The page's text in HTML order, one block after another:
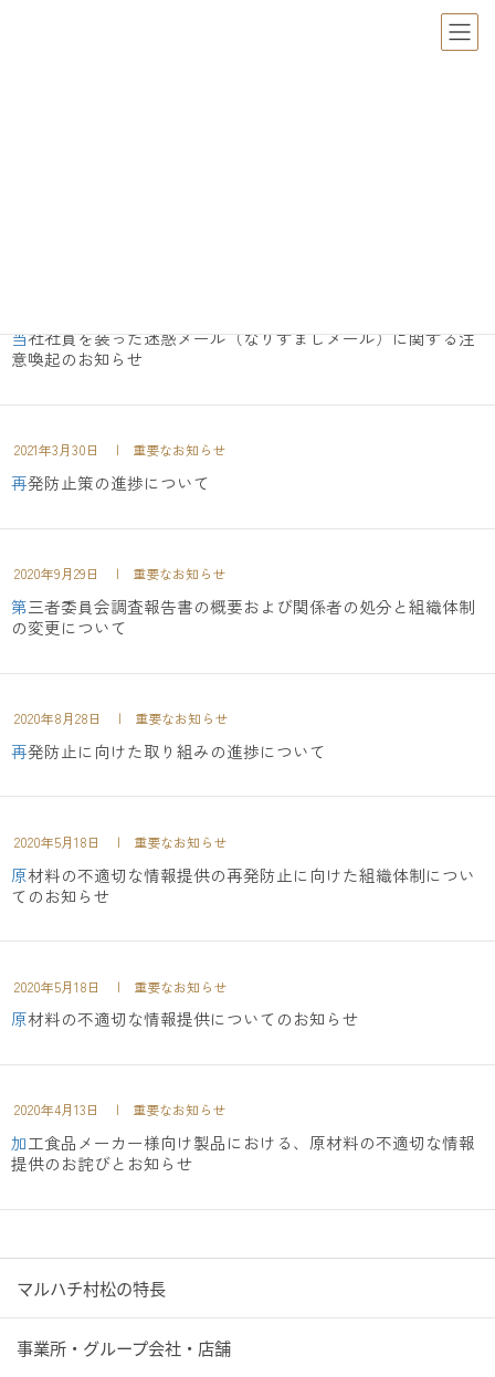
当社社員を装った迷惑メール（なりすましメール）に関する注
意喚起のお知らせ
2021年3月30日 | 重要なお知らせ
再発防止策の進捗について
2020年9月29日 | 重要なお知らせ
第三者委員会調査報告書の概要および関係者の処分と組織体制
の変更について
2020年8月28日 | 重要なお知らせ
再発防止に向けた取り組みの進捗について
2020年5月18日 | 重要なお知らせ
原材料の不適切な情報提供の再発防止に向けた組織体制につい
てのお知らせ
2020年5月18日 | 重要なお知らせ
原材料の不適切な情報提供についてのお知らせ
2020年4月13日 | 重要なお知らせ
加工食品メーカー様向け製品における、原材料の不適切な情報
提供のお詫びとお知らせ
マルハチ村松の特長
事業所・グループ会社・店舗